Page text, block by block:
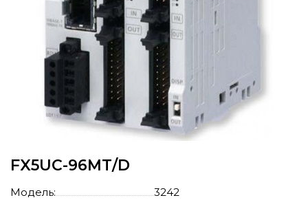
FX5UC-96MT/D
Модель: 3242